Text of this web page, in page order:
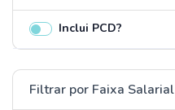
Inclui PCD?
Filtrar por Faixa Salarial